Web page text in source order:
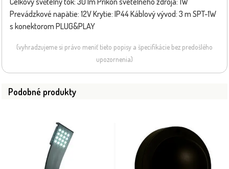
Prevádzkové napätie: 12V Krytie: IP44 Káblový vývod: 3 m SPT-1W
s konektorom PLUG&PLAY
(vyhradzujeme si právo meniť tieto popisy a špecifikácie bez predošlého
upozornenia)
Podobné produkty